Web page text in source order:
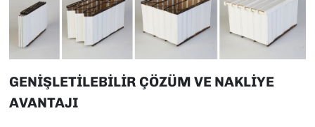
GENİŞLETİLEBİLİR ÇÖZÜM VE NAKLİYE
AVANTAJI